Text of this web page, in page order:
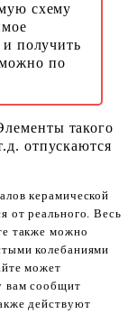
схему
и получить
по
такого
отпускаются
керамической
от реального. Весь
также можно
колебаниями
может
вам сообщит
действуют